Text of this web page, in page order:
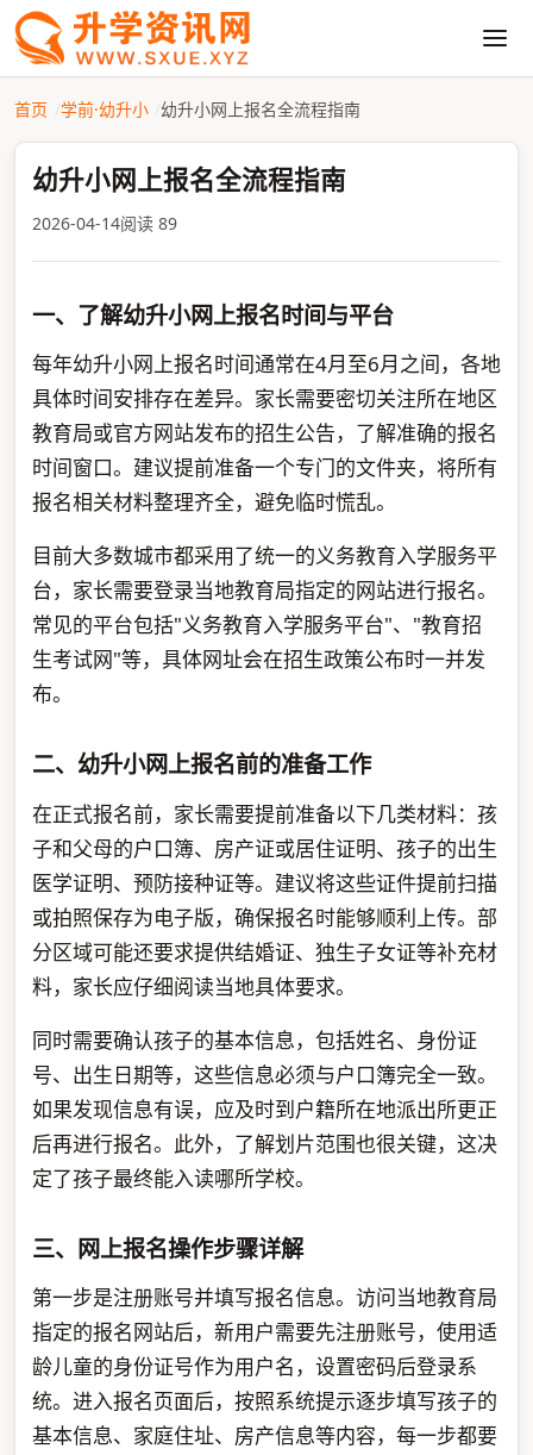
首页 学前·幼升小 幼升小网上报名全流程指南
幼升小网上报名全流程指南
2026-04-14阅读 89
一、了解幼升小网上报名时间与平台
每年幼升小网上报名时间通常在4月至6月之间，各地
具体时间安排存在差异。家长需要密切关注所在地区
教育局或官方网站发布的招生公告，了解准确的报名
时间窗口。建议提前准备一个专门的文件夹，将所有
报名相关材料整理齐全，避免临时慌乱。
目前大多数城市都采用了统一的义务教育入学服务平
台，家长需要登录当地教育局指定的网站进行报名。
常见的平台包括"义务教育入学服务平台"、"教育招
生考试网"等，具体网址会在招生政策公布时一并发
布。
二、幼升小网上报名前的准备工作
在正式报名前，家长需要提前准备以下几类材料：孩
子和父母的户口簿、房产证或居住证明、孩子的出生
医学证明、预防接种证等。建议将这些证件提前扫描
或拍照保存为电子版，确保报名时能够顺利上传。部
分区域可能还要求提供结婚证、独生子女证等补充材
料，家长应仔细阅读当地具体要求。
同时需要确认孩子的基本信息，包括姓名、身份证
号、出生日期等，这些信息必须与户口簿完全一致。
如果发现信息有误，应及时到户籍所在地派出所更正
后再进行报名。此外，了解划片范围也很关键，这决
定了孩子最终能入读哪所学校。
三、网上报名操作步骤详解
第一步是注册账号并填写报名信息。访问当地教育局
指定的报名网站后，新用户需要先注册账号，使用适
龄儿童的身份证号作为用户名，设置密码后登录系
统。进入报名页面后，按照系统提示逐步填写孩子的
基本信息、家庭住址、房产信息等内容，每一步都要